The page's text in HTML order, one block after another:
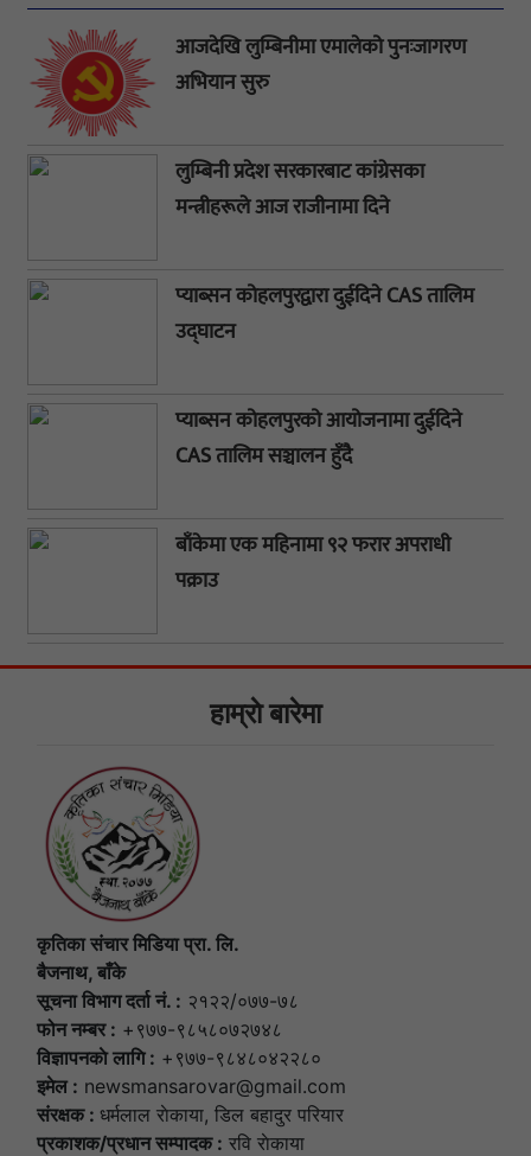
आजदेखि लुम्बिनीमा एमालेको पुनःजागरण
अभियान सुरु
लुम्बिनी प्रदेश सरकारबाट कांग्रेसका
मन्त्रीहरूले आज राजीनामा दिने
प्याब्सन कोहलपुरद्वारा दुईदिने CAS तालिम
उद्घाटन
प्याब्सन कोहलपुरको आयोजनामा दुईदिने
CAS तालिम सञ्चालन हुँदै
बाँकेमा एक महिनामा ९२ फरार अपराधी
पक्राउ
हाम्राे बारेमा
कृतिका संचार मिडिया प्रा. लि.
बैजनाथ, बाँके
सूचना विभाग दर्ता नं. : २१२२/०७७-७८
फोन नम्बर : +९७७-९८५८०७२७४८
विज्ञापनकाे लागि : +९७७-९८४८०४२२८०
इमेल : newsmansarovar@gmail.com
संरक्षक : धर्मलाल राेकाया, डिल बहादुर परियार
प्रकाशक/प्रधान सम्पादक : रवि राेकाया